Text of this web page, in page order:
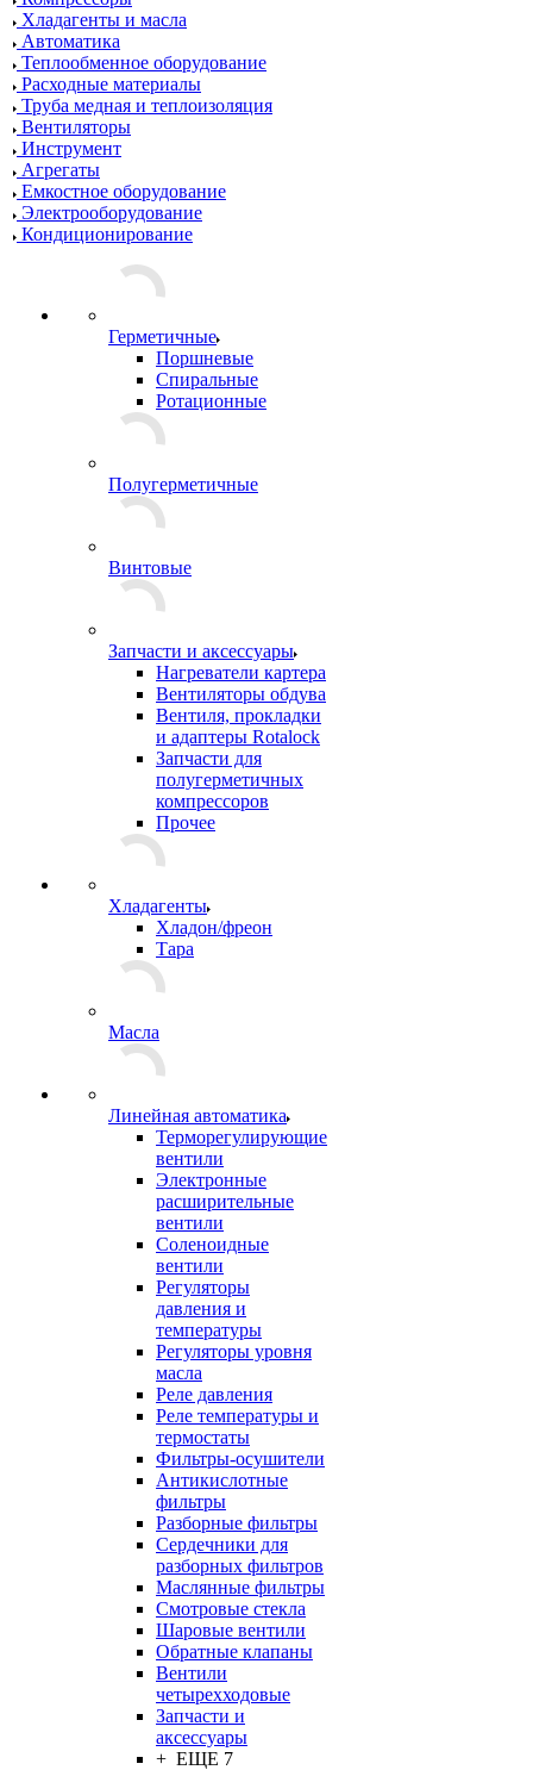
Хладагенты и масла
Автоматика
Теплообменное оборудование
Расходные материалы
Труба медная и теплоизоляция
Вентиляторы
Инструмент
Агрегаты
Емкостное оборудование
Электрооборудование
Кондиционирование
Герметичные
Поршневые
Спиральные
Ротационные
Полугерметичные
Винтовые
Запчасти и аксессуары
Нагреватели картера
Вентиляторы обдува
Вентиля, прокладки
и адаптеры Rotalock
Запчасти для
полугерметичных
компрессоров
Прочее
Хладагенты
Хладон/фреон
Тара
Масла
Линейная автоматика
Терморегулирующие
вентили
Электронные
расширительные
вентили
Соленоидные
вентили
Регуляторы
давления и
температуры
Регуляторы уровня
масла
Реле давления
Реле температуры и
термостаты
Фильтры-осушители
Антикислотные
фильтры
Разборные фильтры
Сердечники для
разборных фильтров
Маслянные фильтры
Смотровые стекла
Шаровые вентили
Обратные клапаны
Вентили
четырехходовые
Запчасти и
аксессуары
+ ЕЩЕ 7